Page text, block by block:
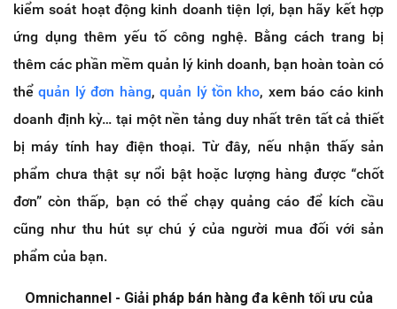
kiểm soát hoạt động kinh doanh tiện lợi, bạn hãy kết hợp
ứng dụng thêm yếu tố công nghệ. Bằng cách trang bị
thêm các phần mềm quản lý kinh doanh, bạn hoàn toàn có
thểquản lý đơn hàng,quản lý tồn kho, xem báo cáo kinh
doanh định kỳ… tại một nền tảng duy nhất trên tất cả thiết
bị máy tính hay điện thoại. Từ đây, nếu nhận thấy sản
phẩm chưa thật sự nổi bật hoặc lượng hàng được “chốt
đơn” còn thấp, bạn có thể chạy quảng cáo để kích cầu
cũng như thu hút sự chú ý của người mua đối với sản
phẩm của bạn.
Omnichannel - Giải pháp bán hàng đa kênh tối ưu của